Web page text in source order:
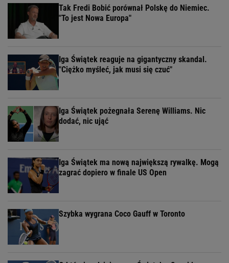
Tak Fredi Bobić porównał Polskę do Niemiec.
"To jest Nowa Europa"
Iga Świątek reaguje na gigantyczny skandal.
"Ciężko myśleć, jak musi się czuć"
Iga Świątek pożegnała Serenę Williams. Nic
dodać, nic ująć
Iga Świątek ma nową największą rywalkę. Mogą
zagrać dopiero w finale US Open
Szybka wygrana Coco Gauff w Toronto